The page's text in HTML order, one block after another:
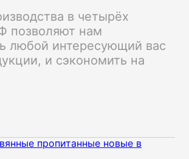
в четырёх
позволяют нам
любой интересующий вас
и сэкономить на